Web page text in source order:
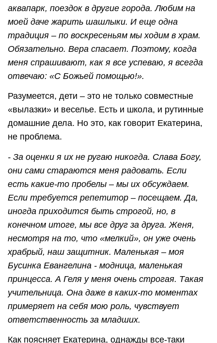
аквапарк, поездок в другие города. Любим на
моей даче жарить шашлыки. И еще одна
традиция – по воскресеньям мы ходим в храм.
Обязательно. Вера спасает. Поэтому, когда
меня спрашивают, как я все успеваю, я всегда
отвечаю: «С Божьей помощью!».
Разумеется, дети – это не только совместные
«вылазки» и веселье. Есть и школа, и рутинные
домашние дела. Но это, как говорит Екатерина,
не проблема.
- За оценки я их не ругаю никогда. Слава Богу,
они сами стараются меня радовать. Если
есть какие-то пробелы – мы их обсуждаем.
Если требуется репетитор – посещаем. Да,
иногда приходится быть строгой, но, в
конечном итоге, мы все друг за друга. Женя,
несмотря на то, что «мелкий», он уже очень
храбрый, наш защитник. Маленькая – моя
Бусинка Евангелина - модница, маленькая
принцесса. А Геля у меня очень строгая. Такая
учительница. Она даже в каких-то моментах
примеряет на себя мою роль, чувствует
ответственность за младших.
Как поясняет Екатерина, однажды все-таки